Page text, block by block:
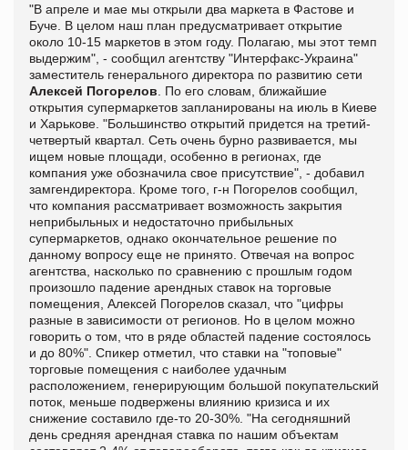
"В апреле и мае мы открыли два маркета в Фастове и
Буче. В целом наш план предусматривает открытие
около 10-15 маркетов в этом году. Полагаю, мы этот темп
выдержим", - сообщил агентству "Интерфакс-Украина"
заместитель генерального директора по развитию сети
Алексей Погорелов . По его словам, ближайшие
открытия супермаркетов запланированы на июль в Киеве
и Харькове. "Большинство открытий придется на третий-
четвертый квартал. Сеть очень бурно развивается, мы
ищем новые площади, особенно в регионах, где
компания уже обозначила свое присутствие", - добавил
замгендиректора. Кроме того, г-н Погорелов сообщил,
что компания рассматривает возможность закрытия
неприбыльных и недостаточно прибыльных
супермаркетов, однако окончательное решение по
данному вопросу еще не принято. Отвечая на вопрос
агентства, насколько по сравнению с прошлым годом
произошло падение арендных ставок на торговые
помещения, Алексей Погорелов сказал, что "цифры
разные в зависимости от регионов. Но в целом можно
говорить о том, что в ряде областей падение состоялось
и до 80%". Спикер отметил, что ставки на "топовые"
торговые помещения с наиболее удачным
расположением, генерирующим большой покупательский
поток, меньше подвержены влиянию кризиса и их
снижение составило где-то 20-30%. "На сегодняшний
день средняя арендная ставка по нашим объектам